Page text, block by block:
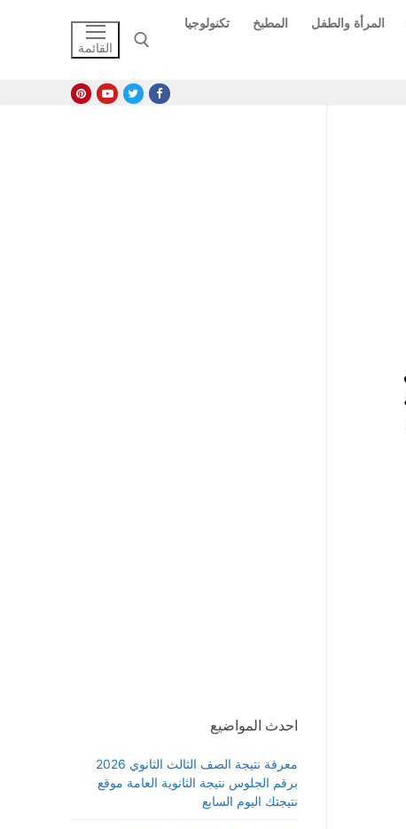
المرأة والطفل المطبخ
تكنولوجيا
القائمة
احدث المواضيع
معرفة نتيجة الصف الثالث الثانوي 2026
برقم الجلوس نتيجة الثانوية العامة موقع
نتيجتك اليوم السابع